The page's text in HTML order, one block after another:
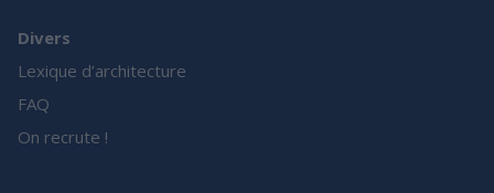
Divers
Lexique d’architecture
FAQ
On recrute !